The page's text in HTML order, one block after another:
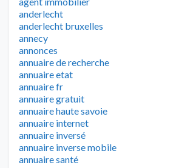
anderlecht
anderlecht bruxelles
annecy
annonces
annuaire de recherche
annuaire etat
annuaire fr
annuaire gratuit
annuaire haute savoie
annuaire internet
annuaire inversé
annuaire inverse mobile
annuaire santé